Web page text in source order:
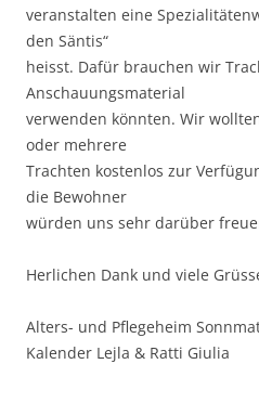
veranstalten eine
den Säntis“
heisst. Dafür brauchen wir
Anschauungsmaterial
verwenden könnten. Wir
oder mehrere
Trachten kostenlos zur
die Bewohner
würden uns sehr darüber
Herlichen Dank und viele
Alters- und Pflegeheim
Kalender Lejla & Ratti Giulia